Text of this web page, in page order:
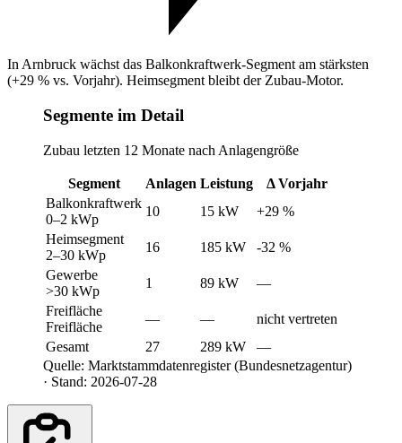
In Arnbruck wächst das Balkonkraftwerk-Segment am stärksten
(+29 % vs. Vorjahr). Heimsegment bleibt der Zubau-Motor.
Segmente im Detail
Zubau letzten 12 Monate nach Anlagengröße
Segment Anlagen Leistung
Δ Vorjahr
Balkonkraftwerk
0–2 kWp
10 15 kW
+29 %
Heimsegment
2–30 kWp
16 185 kW
-32 %
Gewerbe
>30 kWp
1 89 kW
—
Freifläche
Freifläche
— —
nicht vertreten
Gesamt
27 289 kW
—
Quelle: Marktstammdatenregister (Bundesnetzagentur)
· Stand: 2026-07-28